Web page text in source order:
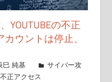
YOUTUBEの不正
ウントは停止、
巳 純基
サイバー攻
不正アクセス